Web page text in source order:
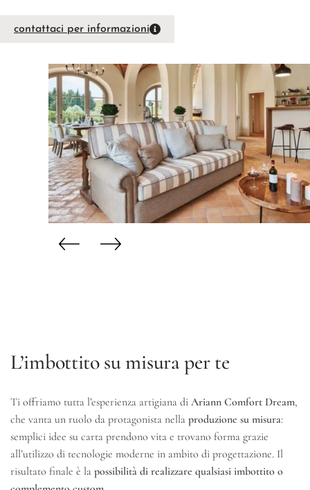
contattaci per informazioni
L’imbottito su misura per te
Ti offriamo tutta l’esperienza artigiana di Ariann Comfort Dream,
che vanta un ruolo da protagonista nella produzione su misura:
semplici idee su carta prendono vita e trovano forma grazie
all’utilizzo di tecnologie moderne in ambito di progettazione. Il
risultato finale è la possibilità di realizzare qualsiasi imbottito o